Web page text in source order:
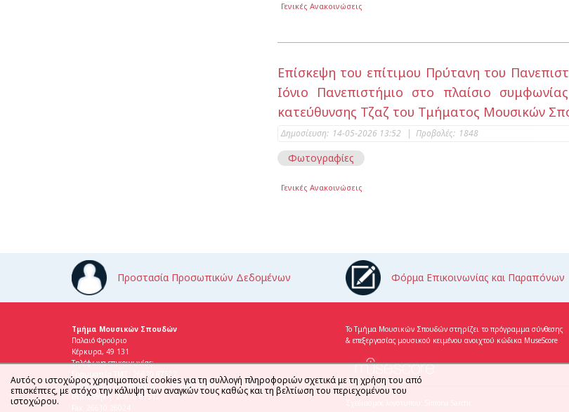
Γενικές Ανακοινώσεις
Επίσκεψη του επίτιμου Πρύτανη του
Ιόνιο Πανεπιστήμιο στο πλαίσιο
κατεύθυνσης Τζαζ του Τμήματος Μουσικών
Δημοσίευση: 14-05-2026 13:52 | Προβολές: 1848
Φωτογραφίες
Γενικές Ανακοινώσεις
Προστασία Προσωπικών Δεδομένων Φόρμα Επικοινωνίας και Παραπόνων
Τμήμα Μουσικών Σπουδών
Παλαιό Φρούριο
Κέρκυρα, 49 131
Τηλέφωνα επικοινωνίας:
Πρόγραμμα Μεταπτυχιακών Σπουδών ΤΜΣ: 26610 87523
Βιβλιοθήκη: 26610 87512
Το Τμήμα Μουσικών Σπουδών στηρίζει το πρόγραμμα σύνθεσης
& επεξεργασίας μουσικού κειμένου ανοιχτού κώδικα MuseScore
Αυτός ο ιστοχώρος χρησιμοποιεί cookies για τη συλλογή πληροφοριών σχετικά με τη χρήση του από
επισκέπτες, με στόχο την κάλυψη των αναγκών τους καθώς και τη βελτίωση του περιεχομένου του
ιστοχώρου.